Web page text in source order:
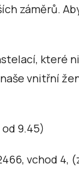
záměrů.
které
vnitřní
9.45)
vchod 4,